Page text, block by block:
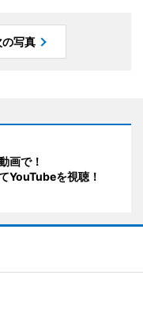
の写真
画で！
YouTubeを視聴！